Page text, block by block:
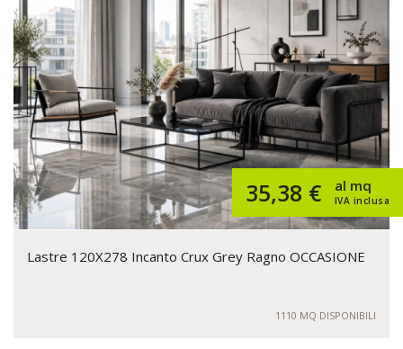
35,38 € IVA inclusa
al mq
Lastre 120X278 Incanto Crux Grey Ragno OCCASIONE
1110 MQ DISPONIBILI